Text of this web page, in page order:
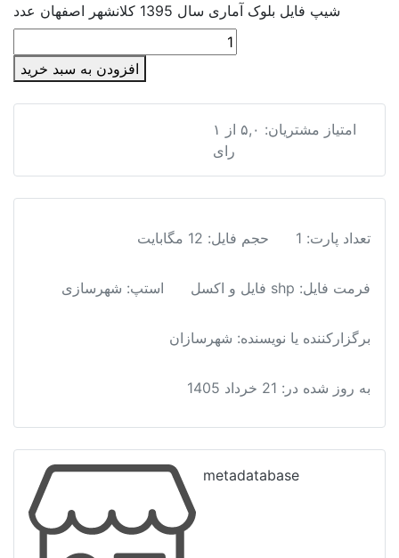
شیپ فایل بلوک آماری سال 1395 کلانشهر اصفهان عدد
افزودن به سبد خرید
شیپ فایل بلوک آماری سال 1395 کلانشهر اصفهان
امتیاز مشتریان: ۵,۰ از
۱
رای
تعداد پارت: 1 حجم فایل: 12 مگابایت
فرمت فایل: shp فایل و اکسل استپ: شهرسازی
برگزارکننده یا نویسنده: شهرسازان
به روز شده در: 21 خرداد 1405
metadatabase